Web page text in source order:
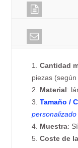
1.Cantidad
piezas
2. Material:
3.Tamaño /
4. Muestra: Sí
5.Coste de